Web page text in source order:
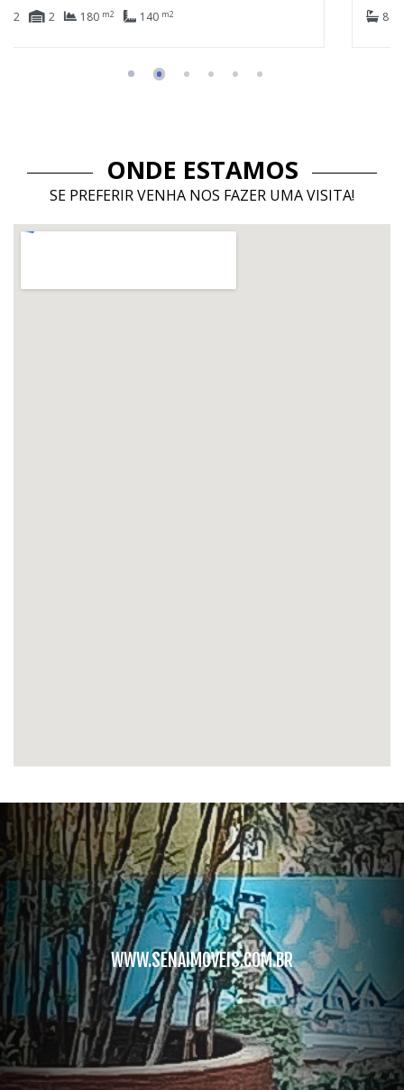
8
ONDE ESTAMOS
SE PREFERIR VENHA NOS FAZER UMA VISITA!
WWW.SENAIMOVEIS.COM.BR